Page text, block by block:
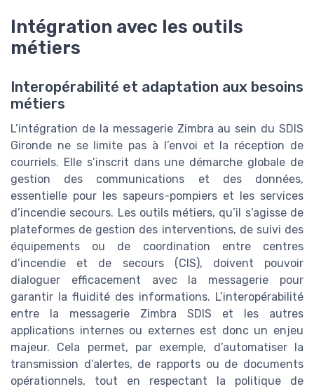
Intégration avec les outils
métiers
Interopérabilité et adaptation aux besoins
métiers
L’intégration de la messagerie Zimbra au sein du SDIS
Gironde ne se limite pas à l’envoi et la réception de
courriels. Elle s’inscrit dans une démarche globale de
gestion des communications et des données,
essentielle pour les sapeurs-pompiers et les services
d’incendie secours. Les outils métiers, qu’il s’agisse de
plateformes de gestion des interventions, de suivi des
équipements ou de coordination entre centres
d’incendie et de secours (CIS), doivent pouvoir
dialoguer efficacement avec la messagerie pour
garantir la fluidité des informations. L’interopérabilité
entre la messagerie Zimbra SDIS et les autres
applications internes ou externes est donc un enjeu
majeur. Cela permet, par exemple, d’automatiser la
transmission d’alertes, de rapports ou de documents
opérationnels, tout en respectant la politique de